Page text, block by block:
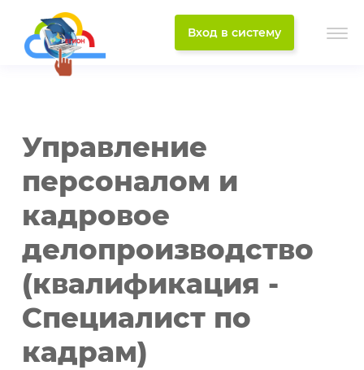
Вход в систему
Управление
персоналом и
кадровое
делопроизводство
(квалификация -
Специалист по
кадрам)